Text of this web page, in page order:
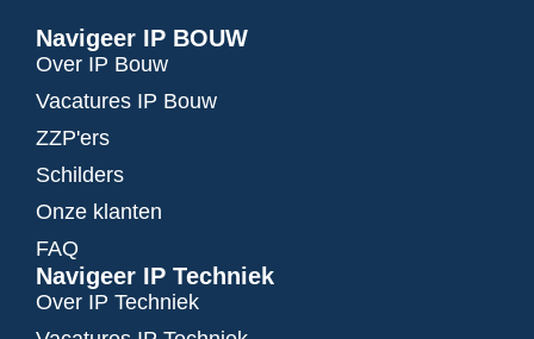
Navigeer IP BOUW
Over IP Bouw
Vacatures IP Bouw
ZZP'ers
Schilders
Onze klanten
FAQ
Navigeer IP Techniek
Over IP Techniek